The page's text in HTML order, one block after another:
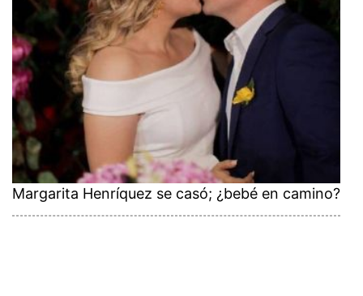
Margarita Henríquez se casó; ¿bebé en camino?